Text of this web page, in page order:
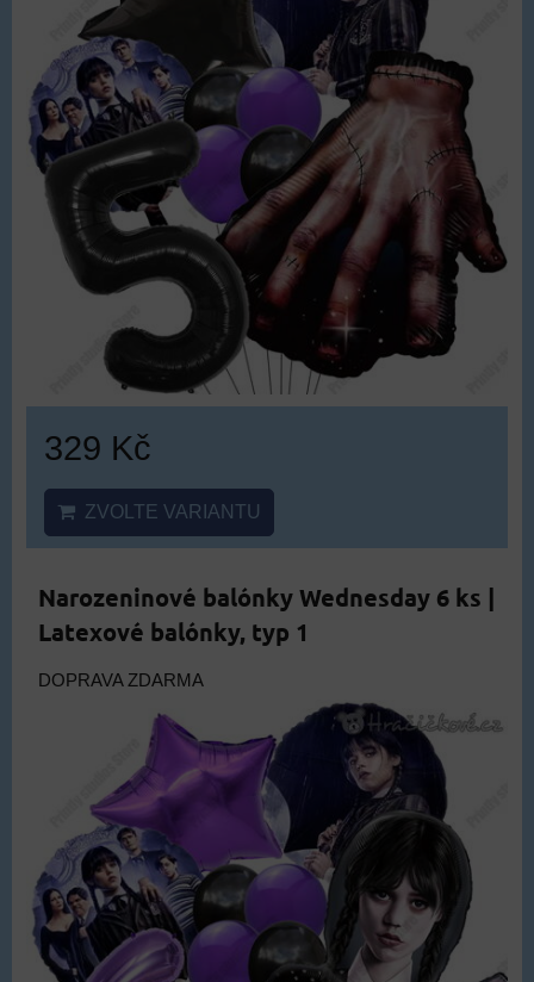
329 Kč
ZVOLTE VARIANTU
Narozeninové balónky Wednesday 6 ks |
Latexové balónky, typ 1
DOPRAVA ZDARMA